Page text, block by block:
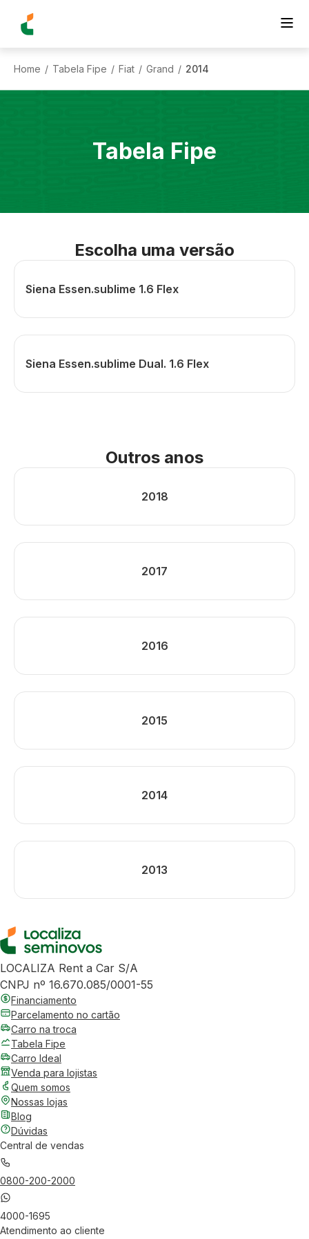
Home / Tabela Fipe / Fiat / Grand / 2014
Tabela Fipe
Escolha uma versão
Siena Essen.sublime 1.6 Flex
Siena Essen.sublime Dual. 1.6 Flex
Outros anos
2018
2017
2016
2015
2014
2013
LOCALIZA Rent a Car S/A
CNPJ nº 16.670.085/0001-55
Financiamento
Parcelamento no cartão
Carro na troca
Tabela Fipe
Carro Ideal
Venda para lojistas
Quem somos
Nossas lojas
Blog
Dúvidas
Central de vendas
0800-200-2000
4000-1695
Atendimento ao cliente